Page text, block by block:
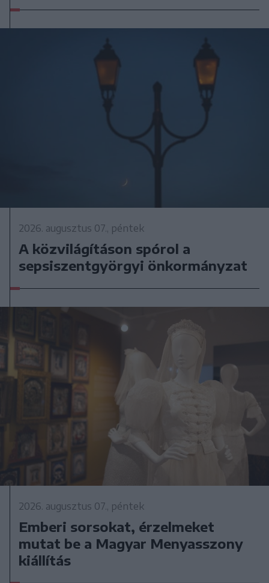
2026. augusztus 07., péntek
A közvilágításon spórol a
sepsiszentgyörgyi önkormányzat
2026. augusztus 07., péntek
Emberi sorsokat, érzelmeket
mutat be a Magyar Menyasszony
kiállítás